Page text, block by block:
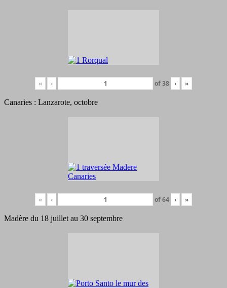
« ‹ of38 › »
Canaries : Lanzarote, octobre
« ‹ of64 › »
Madère du 18 juillet au 30 septembre